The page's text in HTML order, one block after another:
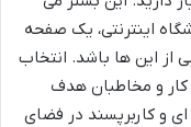
اینترنتی، یک صفحه
از این ها باشد. انتخاب
و مخاطبان هدف
و کاربرپسند در فضای